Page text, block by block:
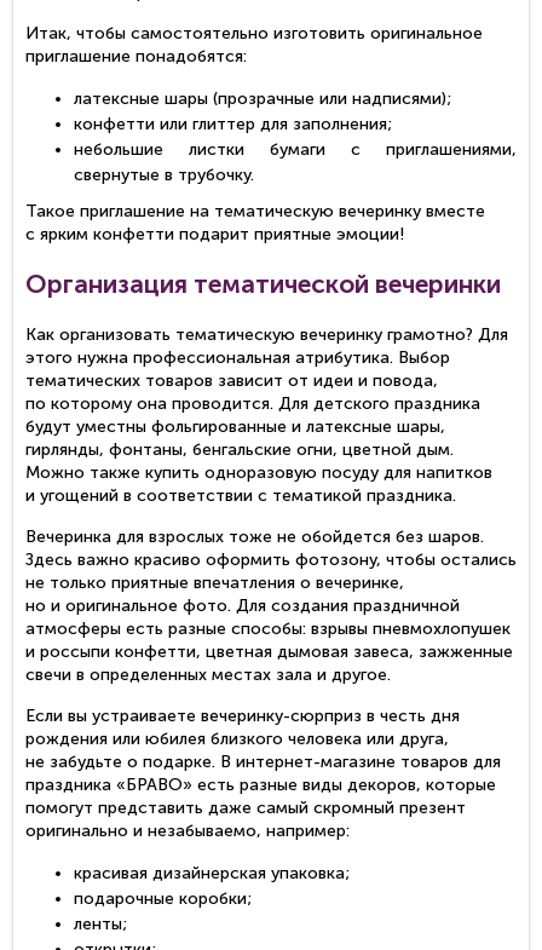
Итак, чтобы самостоятельно изготовить оригинальное
приглашение понадобятся:
латексные шары (прозрачные или надписями);
конфетти или глиттер для заполнения;
небольшие листки бумаги с приглашениями,
свернутые в трубочку.
Такое приглашение на тематическую вечеринку вместе
с ярким конфетти подарит приятные эмоции!
Организация тематической вечеринки
Как организовать тематическую вечеринку грамотно? Для
этого нужна профессиональная атрибутика. Выбор
тематических товаров зависит от идеи и повода,
по которому она проводится. Для детского праздника
будут уместны фольгированные и латексные шары,
гирлянды, фонтаны, бенгальские огни, цветной дым.
Можно также купить одноразовую посуду для напитков
и угощений в соответствии с тематикой праздника.
Вечеринка для взрослых тоже не обойдется без шаров.
Здесь важно красиво оформить фотозону, чтобы остались
не только приятные впечатления о вечеринке,
но и оригинальное фото. Для создания праздничной
атмосферы есть разные способы: взрывы пневмохлопушек
и россыпи конфетти, цветная дымовая завеса, зажженные
свечи в определенных местах зала и другое.
Если вы устраиваете вечеринку-сюрприз в честь дня
рождения или юбилея близкого человека или друга,
не забудьте о подарке. В интернет-магазине товаров для
праздника «БРАВО» есть разные виды декоров, которые
помогут представить даже самый скромный презент
оригинально и незабываемо, например:
красивая дизайнерская упаковка;
подарочные коробки;
ленты;